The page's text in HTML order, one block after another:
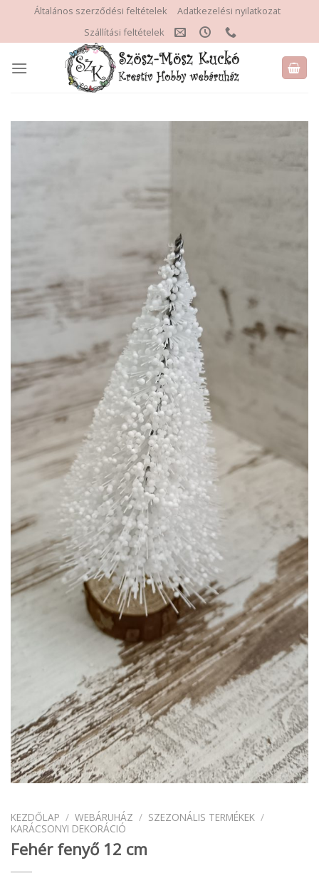
content
Általános szerződési feltételek
Adatkezelési nyilatkozat
Szállítási feltételek
KEZDŐLAP / WEBÁRUHÁZ / SZEZONÁLIS TERMÉKEK /
KARÁCSONYI DEKORÁCIÓ
Fehér fenyő 12 cm